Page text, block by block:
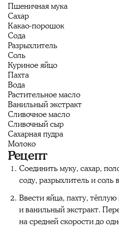
Пшеничная мука
Сахар
Какао-порошок
Сода
Разрыхлитель
Соль
Куриное яйцо
Пахта
Вода
Растительное масло
Ванильный экстракт
Сливочное масло
Сливочный сыр
Сахарная пудра
Молоко
Рецепт
Соединить муку, сахар,
соду, разрыхлитель и соль
Ввести яйца, пахту,
и ванильный экстракт.
на средней скорости до